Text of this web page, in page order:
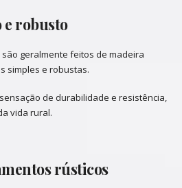
robusto
geralmente feitos de madeira
simples e robustas.
de durabilidade e resistência,
vida rural.
rústicos